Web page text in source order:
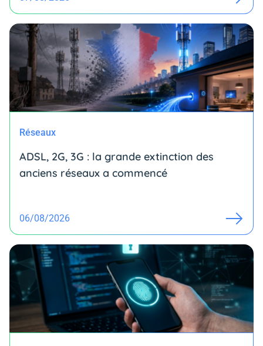
Réseaux
ADSL, 2G, 3G : la grande extinction des
anciens réseaux a commencé
06/08/2026